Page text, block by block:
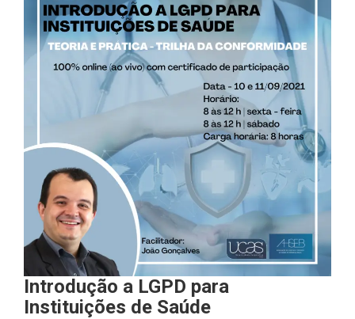
Introdução a LGPD para
Instituições de Saúde